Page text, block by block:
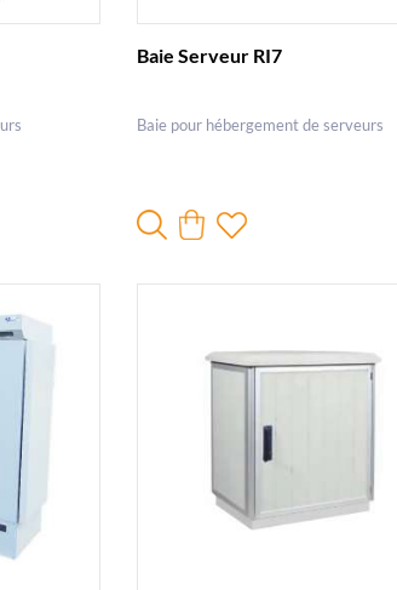
Baie Serveur RI7
Baie pour hébergement de serveurs